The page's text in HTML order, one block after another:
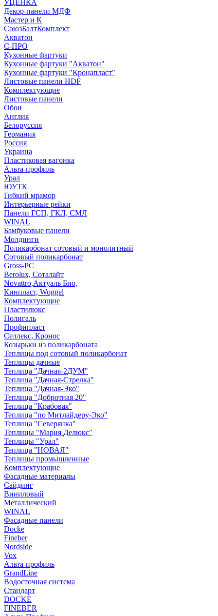
УЦЕНКА
Декор-панели МДФ
Мастер и К
СоюзБалтКомплект
Акватон
С-ПРО
Кухонные фартуки
Кухонные фартуки "Акватон"
Кухонные фартуки "Кронапласт"
Листовые панели HDF
Комплектующие
Листовые панели
Обои
Англия
Белоруссия
Германия
Россия
Украина
Пластиковая вагонка
Альта-профиль
Урал
ЮУТК
Гибкий мрамор
Интерьерные рейки
Панели ГСП, ГКЛ, СМЛ
WINAL
Бамбуковые панели
Молдинги
Поликарбонат сотовый и монолитный
Сотовый поликарбонат
Gross-PC
Berolux, Соталайт
Novattro,Актуаль Био,
Кинпласт, Woggel
Комплектующие
Пластилюкс
Полигаль
Профипласт
Селлекс, Кронос
Козырьки из поликарбоната
Теплицы под сотовый поликарбонат
Теплицы дачные
Теплица "Дачная-2ДУМ"
Теплица "Дачная-Стрелка"
Теплица "Дачная-Эко"
Теплица "Добротная 20"
Теплица "Крабовая"
Теплица "по Митлайдеру-Эко"
Теплица "Северянка"
Теплицы "Мария Делюкс"
Теплицы "Урал"
Теплица "НОВАЯ"
Теплицы промышленные
Комплектующие
Фасадные материалы
Сайдинг
Виниловый
Металлический
WINAL
Фасадные панели
Docke
Fineber
Nordside
Vox
Альта-профиль
GrandLine
Водосточная система
Стандарт
DOCKE
FINEBER